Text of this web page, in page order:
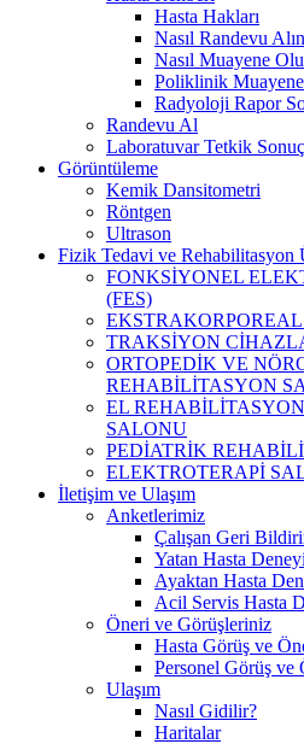
Hasta Hakları
Nasıl Randevu
Nasıl Muayene
Poliklinik
Radyoloji Rapor
Randevu Al
Laboratuvar Tetkik
Görüntüleme
Kemik Dansitometri
Röntgen
Ultrason
Fizik Tedavi ve Rehabilitasyon
FONKSİYONEL
(FES)
TRAKSİYON
ORTOPEDİK VE
REHABİLİTASYON
EL
SALONU
PEDİATRİK
ELEKTROTERAPİ
İletişim ve Ulaşım
Anketlerimiz
Çalışan Geri
Yatan Hasta
Ayaktan Hasta
Acil Servis Hasta
Öneri ve Görüşleriniz
Hasta Görüş ve
Personel Görüş ve
Ulaşım
Nasıl Gidilir?
Haritalar